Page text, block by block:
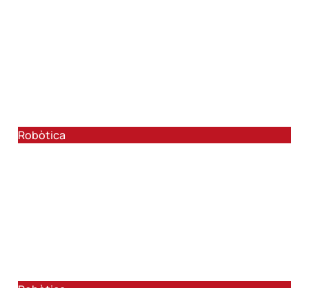
Robòtica